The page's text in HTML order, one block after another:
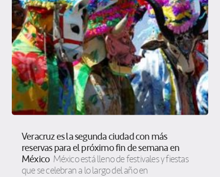
Veracruz es la segunda ciudad con más
reservas para el próximo fin de semana en
México México está lleno de festivales y fiestas
que se celebran a lo largo del año en